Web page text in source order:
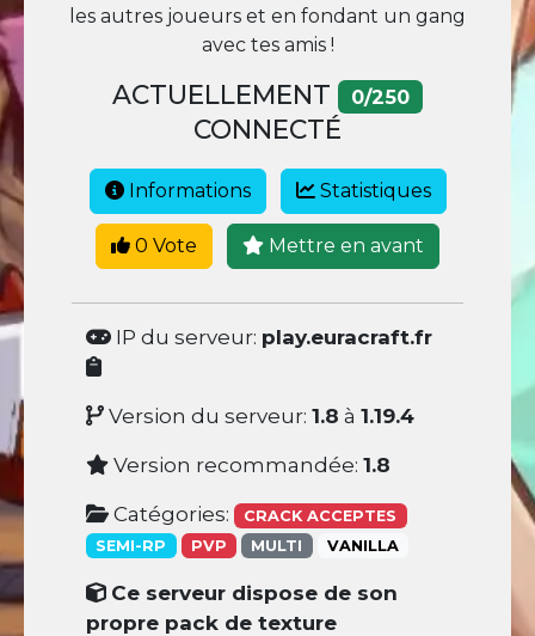
les autres joueurs et en fondant un gang
avec tes amis !
ACTUELLEMENT 0/250
CONNECTÉ
Informations Statistiques
0 Vote Mettre en avant
IP du serveur: play.euracraft.fr
Version du serveur: 1.8 à 1.19.4
Version recommandée: 1.8
Catégories:
CRACK ACCEPTES
SEMI-RP
PVP MULTI VANILLA
Ce serveur dispose de son
propre pack de texture